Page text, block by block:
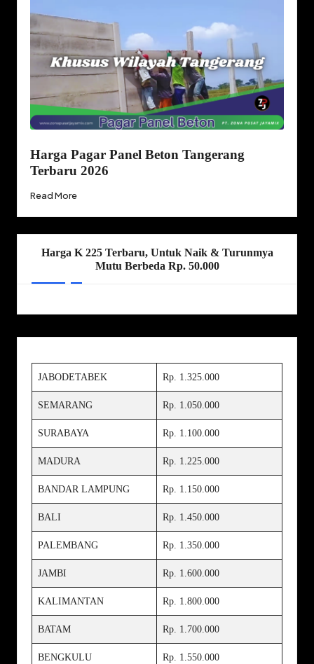
Harga Pagar Panel Beton Tangerang
Terbaru 2026
Read More
Harga K 225 Terbaru, Untuk Naik & Turunmya
Mutu Berbeda Rp. 50.000
JABODETABEK Rp. 1.325.000
SEMARANG Rp. 1.050.000
SURABAYA Rp. 1.100.000
MADURA Rp. 1.225.000
BANDAR LAMPUNG Rp. 1.150.000
BALI Rp. 1.450.000
PALEMBANG Rp. 1.350.000
JAMBI Rp. 1.600.000
KALIMANTAN Rp. 1.800.000
BATAM Rp. 1.700.000
BENGKULU Rp. 1.550.000